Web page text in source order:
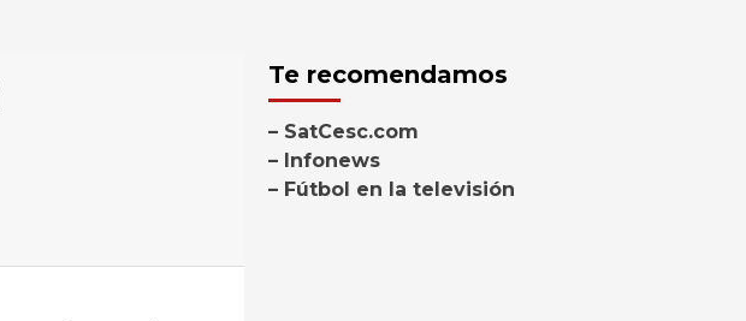
Te recomendamos
– SatCesc.com
– Infonews
– Fútbol en la televisión